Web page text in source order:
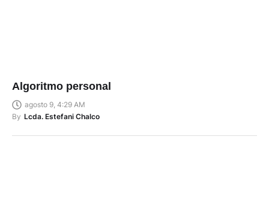
Algoritmo personal
agosto 9, 4:29 AM
By Lcda. Estefani Chalco